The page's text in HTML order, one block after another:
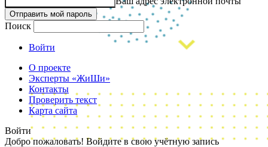
Поиск
Войти
О проекте
Эксперты «ЖиШи»
Контакты
Проверить текст
Карта сайта
Войти
Добро пожаловать! Войдите в свою учётную запись